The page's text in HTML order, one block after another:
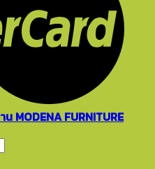
MODENA FURNITURE